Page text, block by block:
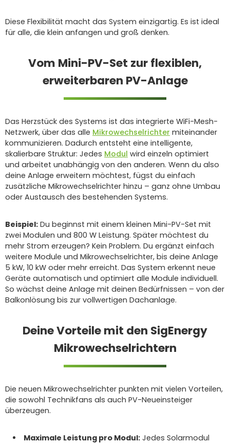
Diese Flexibilität macht das System einzigartig. Es ist ideal
für alle, die klein anfangen und groß denken.
Vom Mini-PV-Set zur flexiblen,
erweiterbaren PV-Anlage
Das Herzstück des Systems ist das integrierte WiFi-Mesh-
Netzwerk, über das alle Mikrowechselrichter miteinander
kommunizieren. Dadurch entsteht eine intelligente,
skalierbare Struktur: Jedes Modul wird einzeln optimiert
und arbeitet unabhängig von den anderen. Wenn du also
deine Anlage erweitern möchtest, fügst du einfach
zusätzliche Mikrowechselrichter hinzu – ganz ohne Umbau
oder Austausch des bestehenden Systems.
Beispiel: Du beginnst mit einem kleinen Mini-PV-Set mit
zwei Modulen und 800 W Leistung. Später möchtest du
mehr Strom erzeugen? Kein Problem. Du ergänzt einfach
weitere Module und Mikrowechselrichter, bis deine Anlage
5 kW, 10 kW oder mehr erreicht. Das System erkennt neue
Geräte automatisch und optimiert alle Module individuell.
So wächst deine Anlage mit deinen Bedürfnissen – von der
Balkonlösung bis zur vollwertigen Dachanlage.
Deine Vorteile mit den SigEnergy
Mikrowechselrichtern
Die neuen Mikrowechselrichter punkten mit vielen Vorteilen,
die sowohl Technikfans als auch PV-Neueinsteiger
überzeugen.
Maximale Leistung pro Modul: Jedes Solarmodul